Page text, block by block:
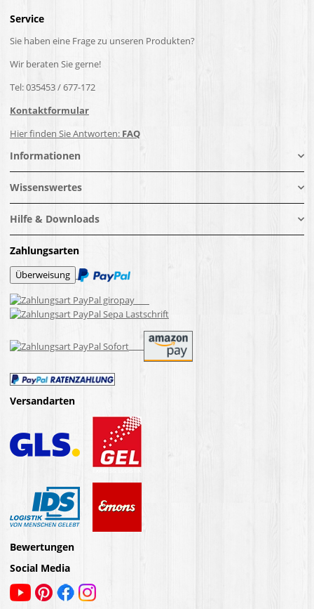
Service
Sie haben eine Frage zu unseren Produkten?
Wir beraten Sie gerne!
Tel: 035453 / 677-172
Kontaktformular
Hier finden Sie Antworten: FAQ
Informationen
Wissenswertes
Hilfe & Downloads
Zahlungsarten
Versandarten
Bewertungen
Social Media